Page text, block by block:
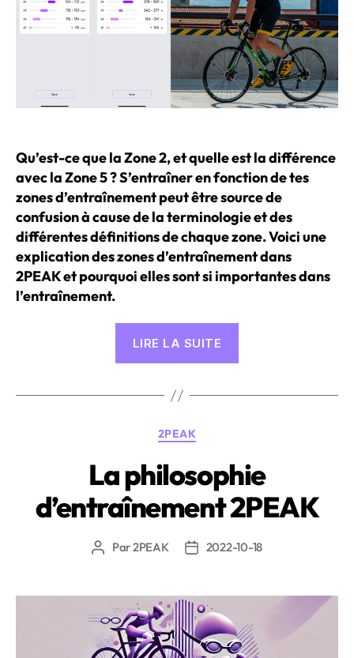
Qu’est-ce que la Zone 2, et quelle est la différence
avec la Zone 5 ? S’entraîner en fonction de tes
zones d’entraînement peut être source de
confusion à cause de la terminologie et des
différentes définitions de chaque zone. Voici une
explication des zones d’entraînement dans
2PEAK et pourquoi elles sont si importantes dans
l’entraînement.
LIRE LA SUITE
d’entraînement »
Catégories
2PEAK
La philosophie
d’entraînement 2PEAK
Auteur
Par2PEAK
Date2022-10-18